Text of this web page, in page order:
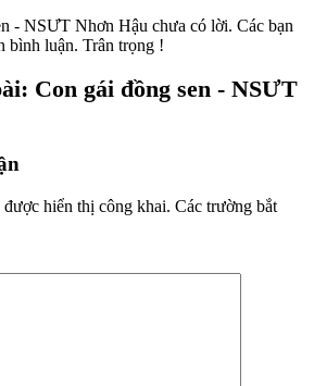
- NSƯT Nhơn Hậu chưa có lời. Các bạn
bình luận. Trân trọng !
Con gái đồng sen - NSƯT
hiển thị công khai. Các trường bắt